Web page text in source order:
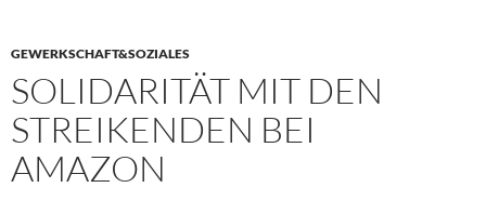
GEWERKSCHAFT&SOZIALES
SOLIDARITÄT MIT DEN
STREIKENDEN BEI
AMAZON